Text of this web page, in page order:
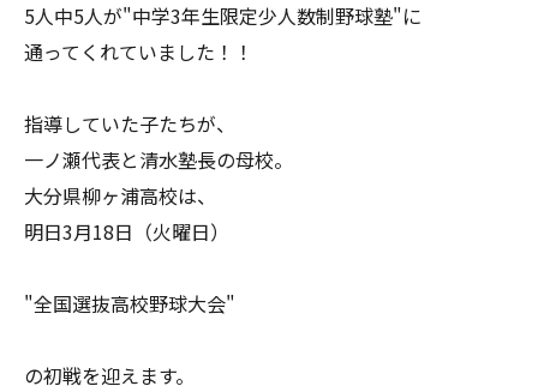
5人中5人が"中学3年生限定少人数制野球塾"に
通ってくれていました！！
指導していた子たちが、
一ノ瀬代表と清水塾長の母校。
大分県柳ヶ浦高校は、
明日3月18日（火曜日）
"全国選抜高校野球大会"
の初戦を迎えます。